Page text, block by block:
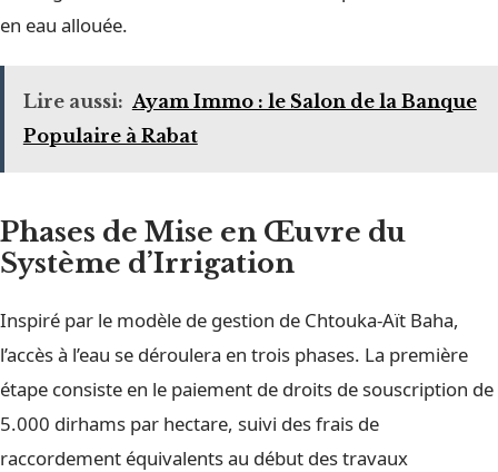
en eau allouée.
Lire aussi: Ayam Immo : le Salon de la Banque
Populaire à Rabat
Phases de Mise en Œuvre du
Système d’Irrigation
Inspiré par le modèle de gestion de Chtouka-Aït Baha,
l’accès à l’eau se déroulera en trois phases. La première
étape consiste en le paiement de droits de souscription de
5.000 dirhams par hectare, suivi des frais de
raccordement équivalents au début des travaux